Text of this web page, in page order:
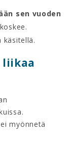
sen vuoden
käsitellä.
liikaa
myönnetä